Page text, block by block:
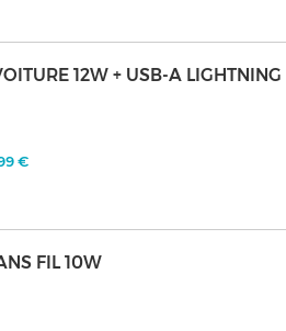
12W + USB-A
€
FIL 10W